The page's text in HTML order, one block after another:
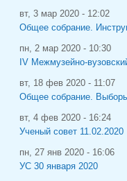
вт, 3 мар 2020 - 12:02
Общее собрание.
пн, 2 мар 2020 - 10:30
IV Межмузейно-
вт, 18 фев 2020 - 11:07
Общее собрание.
вт, 4 фев 2020 - 16:24
Ученый совет 11.02.2020
пн, 27 янв 2020 - 16:06
УС 30 января 2020